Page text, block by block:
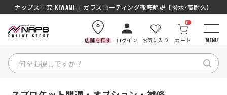
ナップス「究-KIWAMI-」ガラスコーティング徹底解説【撥水×高耐久】
SENA J30/J10を徹底比較｜コスパ最強インカムはどっち？初心者にもおすす
店舗を探す ログイン お気に入り カート
0
MENU
HOME
絞り込む
HOME